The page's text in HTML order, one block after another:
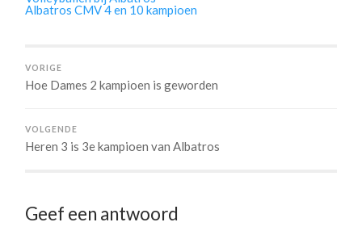
Albatros CMV 4 en 10 kampioen
VORIGE
Hoe Dames 2 kampioen is geworden
VOLGENDE
Heren 3 is 3e kampioen van Albatros
Geef een antwoord